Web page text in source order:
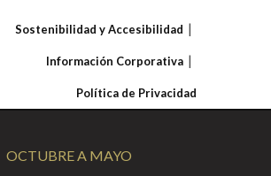
Sostenibilidad y Accesibilidad
Información Corporativa
Política de Privacidad
OCTUBRE A MAYO